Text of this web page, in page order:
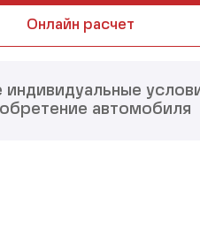
Онлайн расчет
индивидуальные
автомобиля